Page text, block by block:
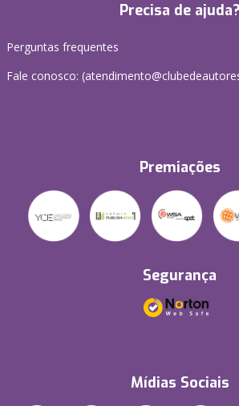
Precisa de ajuda?
Perguntas frequentes
Fale conosco:
Premiações
Segurança
Mídias Sociais